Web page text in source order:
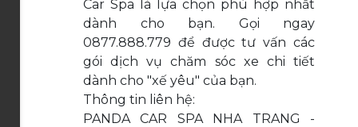
Car Spa là lựa chọn phù hợp nhất
dành cho bạn. Gọi ngay
0877.888.779 để được tư vấn các
gói dịch vụ chăm sóc xe chi tiết
dành cho "xế yêu" của bạn.
Thông tin liên hệ:
PANDA CAR SPA NHA TRANG -